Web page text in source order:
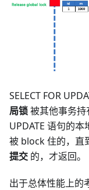
SELECT FOR
局锁被其他事务持
UPDATE 语句的
被 block 住的，直
提交 的，才返回。
出于总体性能上的